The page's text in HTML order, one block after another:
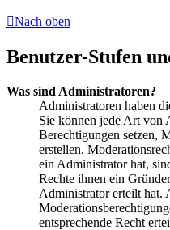
Nach oben
Benutzer-Stufen
Was sind Administratoren?
Administratoren haben
Sie können jede Art von
Berechtigungen setzen,
erstellen,
ein Administrator hat,
Rechte ihnen ein
Administrator erteilt hat.
entsprechende Recht